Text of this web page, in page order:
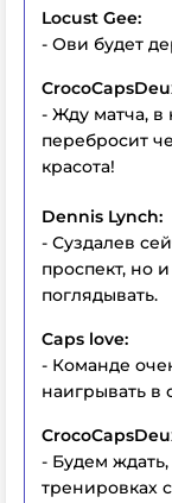
Locust Gee:
- Ови будет
- Жду матча,
перебросит
красота!
Dennis Lynch:
- Суздалев
проспект, но
поглядывать.
Caps love:
- Команде
наигрывать в
- Будем
тренировках